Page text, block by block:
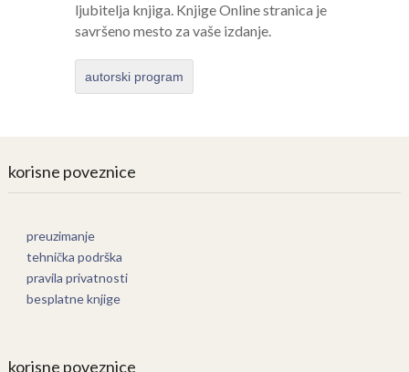
ljubitelja knjiga. Knjige Online stranica je
savršeno mesto za vaše izdanje.
autorski program
korisne poveznice
preuzimanje
tehnička podrška
pravila privatnosti
besplatne knjige
korisne poveznice